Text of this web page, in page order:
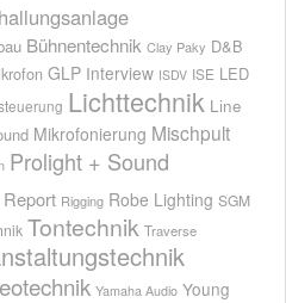
Bühnentechnik Clay Paky D&B
GLP Interview ISDV ISE LED
Lichttechnik Line
Mikrofonierung Mischpult
Prolight + Sound
Report Rigging Robe Lighting SGM
Tontechnik Traverse
Yamaha Audio Young